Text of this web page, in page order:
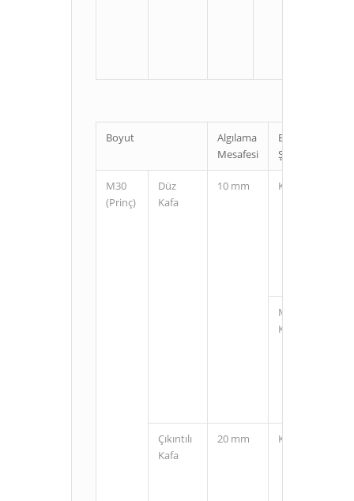
Boyut
Algılama
Mesafesi
Bağlantı
Şekli
M30
(Prinç)
Düz
Kafa
10 mm Kablolu
M12
Konnektörlü
Çıkıntılı
Kafa
20 mm Kablolu